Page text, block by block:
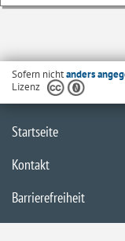
Sofern nichtanders
Lizenz
Startseite
Kontakt
Barrierefreiheit